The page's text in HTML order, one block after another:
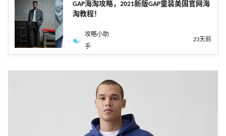
GAP海淘攻略，2021新版GAP童装美国官网海
淘教程！
攻略小助
手
23天前